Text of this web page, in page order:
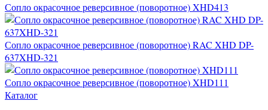
Сопло окрасочное реверсивное (поворотное) XHD413
Сопло окрасочное реверсивное (поворотное) RAC XHD DP-
637XHD-321
Сопло окрасочное реверсивное (поворотное) XHD111
Каталог